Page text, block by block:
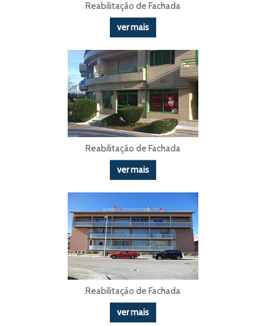
Reabilitação de Fachada
ver mais
Reabilitação de Fachada
ver mais
Reabilitação de Fachada
ver mais